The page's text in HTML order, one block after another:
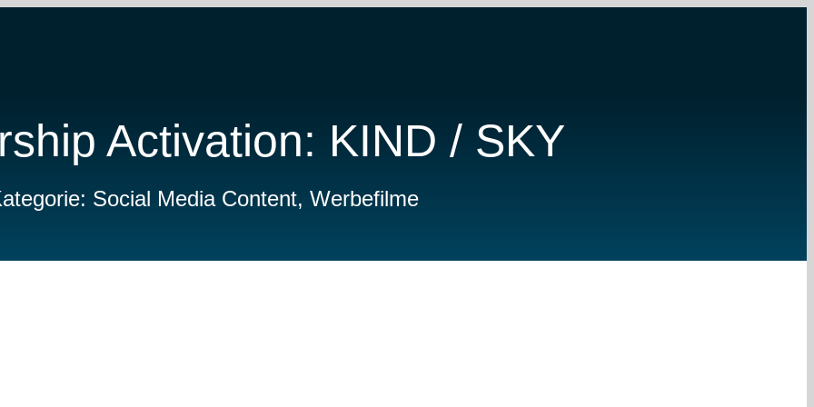
Activation: KIND / SKY
Social Media Content, Werbefilme